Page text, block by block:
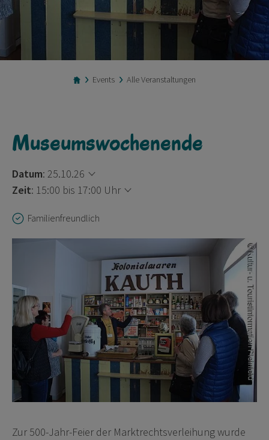
Events Alle Veranstaltungen
Museumswochenende
Datum: 25.10.26
Zeit: 15:00 bis 17:00 Uhr
Familienfreundlich
Zur 500-Jahr-Feier der Marktrechtsverleihung wurde